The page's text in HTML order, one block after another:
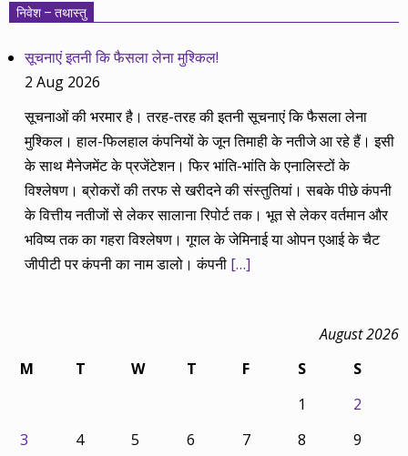
निवेश – तथास्तु
सूचनाएं इतनी कि फैसला लेना मुश्किल!
2 Aug 2026
सूचनाओं की भरमार है। तरह-तरह की इतनी सूचनाएं कि फैसला लेना
मुश्किल। हाल-फिलहाल कंपनियों के जून तिमाही के नतीजे आ रहे हैं। इसी
के साथ मैनेजमेंट के प्रजेंटेशन। फिर भांति-भांति के एनालिस्टों के
विश्लेषण। ब्रोकरों की तरफ से खरीदने की संस्तुतियां। सबके पीछे कंपनी
के वित्तीय नतीजों से लेकर सालाना रिपोर्ट तक। भूत से लेकर वर्तमान और
भविष्य तक का गहरा विश्लेषण। गूगल के जेमिनाई या ओपन एआई के चैट
जीपीटी पर कंपनी का नाम डालो। कंपनी […]
August 2026
M
T W T F S
S
1
2
3
4 5 6 7 8
9